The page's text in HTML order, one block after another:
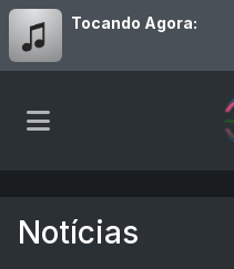
Tocando Agora:
Notícias